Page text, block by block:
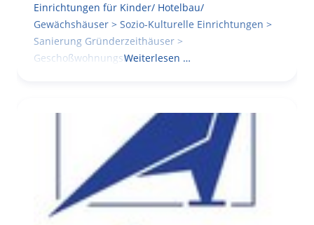
Einrichtungen für Kinder/ Hotelbau/
Gewächshäuser > Sozio-Kulturelle Einrichtungen >
Sanierung Gründerzeithäuser >
GeschoßwohnungsbauWeiterlesen …